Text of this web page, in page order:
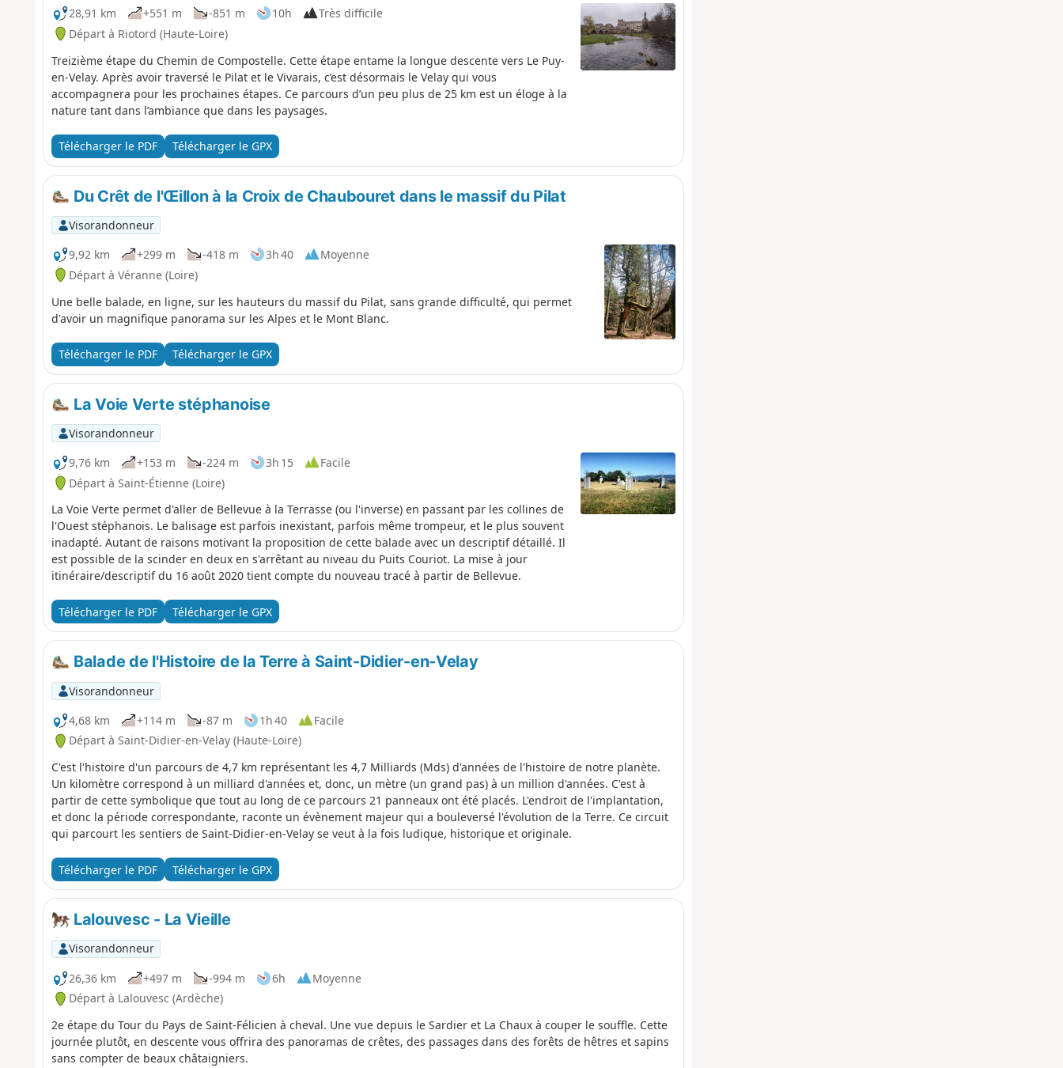
28,91 km
+551 m -851 m 10h
Très difficile
Départ à Riotord (Haute-Loire)
Treizième étape du Chemin de Compostelle. Cette étape entame la longue descente vers Le Puy-
en-Velay. Après avoir traversé le Pilat et le Vivarais, c’est désormais le Velay qui vous
accompagnera pour les prochaines étapes. Ce parcours d’un peu plus de 25 km est un éloge à la
nature tant dans l’ambiance que dans les paysages.
Télécharger le PDF Télécharger le GPX
Du Crêt de l'Œillon à la Croix de Chaubouret dans le massif du Pilat
Visorandonneur
9,92 km
+299 m -418 m 3h 40
Moyenne
Départ à Véranne (Loire)
Une belle balade, en ligne, sur les hauteurs du massif du Pilat, sans grande difficulté, qui permet
d'avoir un magnifique panorama sur les Alpes et le Mont Blanc.
Télécharger le PDF Télécharger le GPX
La Voie Verte stéphanoise
Visorandonneur
9,76 km
+153 m -224 m 3h 15
Facile
Départ à Saint-Étienne (Loire)
La Voie Verte permet d'aller de Bellevue à la Terrasse (ou l'inverse) en passant par les collines de
l'Ouest stéphanois. Le balisage est parfois inexistant, parfois même trompeur, et le plus souvent
inadapté. Autant de raisons motivant la proposition de cette balade avec un descriptif détaillé. Il
est possible de la scinder en deux en s'arrêtant au niveau du Puits Couriot. La mise à jour
itinéraire/descriptif du 16 août 2020 tient compte du nouveau tracé à partir de Bellevue.
Télécharger le PDF Télécharger le GPX
Balade de l'Histoire de la Terre à Saint-Didier-en-Velay
Visorandonneur
4,68 km
+114 m -87 m 1h 40
Facile
Départ à Saint-Didier-en-Velay (Haute-Loire)
C'est l'histoire d'un parcours de 4,7 km représentant les 4,7 Milliards (Mds) d'années de l'histoire de notre planète.
Un kilomètre correspond à un milliard d'années et, donc, un mètre (un grand pas) à un million d'années. C'est à
partir de cette symbolique que tout au long de ce parcours 21 panneaux ont été placés. L'endroit de l'implantation,
et donc la période correspondante, raconte un évènement majeur qui a bouleversé l'évolution de la Terre. Ce circuit
qui parcourt les sentiers de Saint-Didier-en-Velay se veut à la fois ludique, historique et originale.
Télécharger le PDF Télécharger le GPX
Lalouvesc - La Vieille
Visorandonneur
26,36 km
+497 m -994 m 6h
Moyenne
Départ à Lalouvesc (Ardèche)
2e étape du Tour du Pays de Saint-Félicien à cheval. Une vue depuis le Sardier et La Chaux à couper le souffle. Cette
journée plutôt, en descente vous offrira des panoramas de crêtes, des passages dans des forêts de hêtres et sapins
sans compter de beaux châtaigniers.